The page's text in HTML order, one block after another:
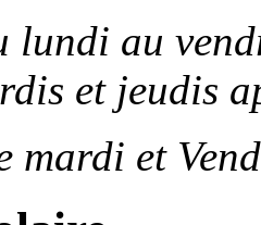
lundi au
et jeudis
mardi et